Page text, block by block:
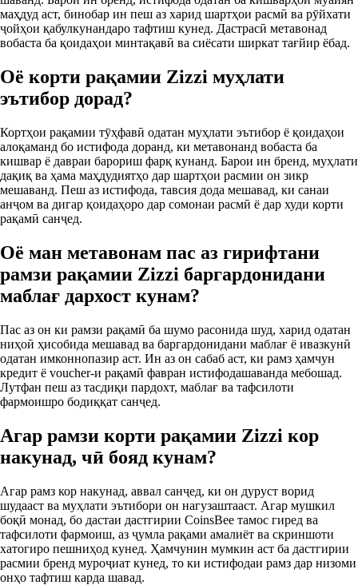
маҳдуд аст, бинобар ин пеш аз харид шартҳои расмӣ ва рӯйхати
ҷойҳои қабулкунандаро тафтиш кунед. Дастрасӣ метавонад
вобаста ба қоидаҳои минтақавӣ ва сиёсати ширкат тағйир ёбад.
Оё корти рақамии Zizzi муҳлати
эътибор дорад?
Кортҳои рақамии тӯҳфавӣ одатан муҳлати эътибор ё қоидаҳои
алоқаманд бо истифода доранд, ки метавонанд вобаста ба
кишвар ё давраи барориш фарқ кунанд. Барои ин бренд, муҳлати
дақиқ ва ҳама маҳдудиятҳо дар шартҳои расмии он зикр
мешаванд. Пеш аз истифода, тавсия дода мешавад, ки санаи
анҷом ва дигар қоидаҳоро дар сомонаи расмӣ ё дар худи корти
рақамӣ санҷед.
Оё ман метавонам пас аз гирифтани
рамзи рақамии Zizzi баргардонидани
маблағ дархост кунам?
Пас аз он ки рамзи рақамӣ ба шумо расонида шуд, харид одатан
ниҳоӣ ҳисобида мешавад ва баргардонидани маблағ ё ивазкунӣ
одатан имконнопазир аст. Ин аз он сабаб аст, ки рамз ҳамчун
кредит ё voucher‑и рақамӣ фавран истифодашаванда мебошад.
Лутфан пеш аз тасдиқи пардохт, маблағ ва тафсилоти
фармоишро бодиққат санҷед.
Агар рамзи корти рақамии Zizzi кор
накунад, чӣ бояд кунам?
Агар рамз кор накунад, аввал санҷед, ки он дуруст ворид
шудааст ва муҳлати эътибори он нагузаштааст. Агар мушкил
боқӣ монад, бо дастаи дастгирии CoinsBee тамос гиред ва
тафсилоти фармоиш, аз ҷумла рақами амалиёт ва скриншоти
хатогиро пешниҳод кунед. Ҳамчунин мумкин аст ба дастгирии
расмии бренд муроҷиат кунед, то ки истифодаи рамз дар низоми
онҳо тафтиш карда шавад.